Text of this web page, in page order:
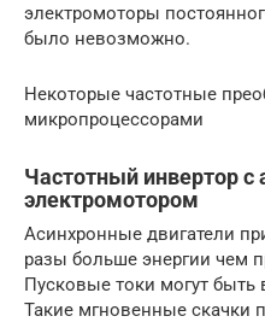
электромоторы
было невозможно.
Некоторые частотные
микропроцессорами
Частотный инвертор
электромотором
Асинхронные двигатели
разы больше энергии чем
Пусковые токи могут быть
Такие мгновенные скачки